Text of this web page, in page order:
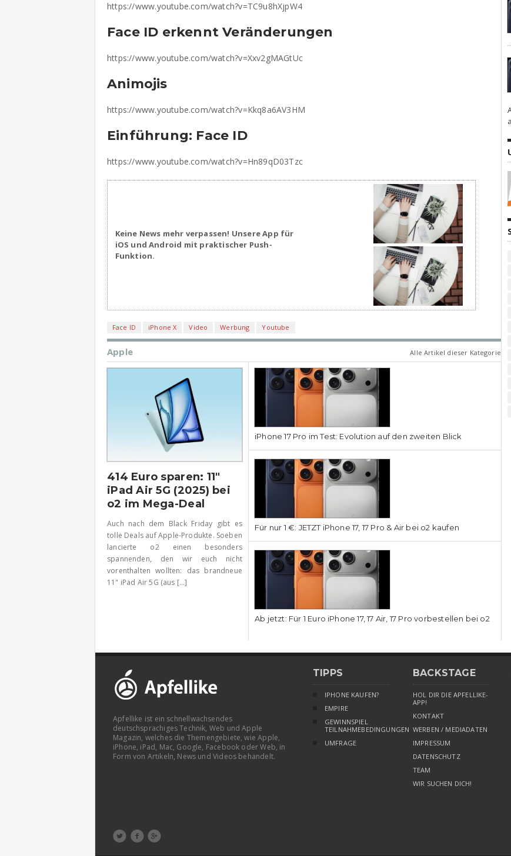
https://www.youtube.com/watch?v=TC9u8hXjpW4
Face ID erkennt Veränderungen
https://www.youtube.com/watch?v=Xxv2gMAGtUc
Animojis
https://www.youtube.com/watch?v=Kkq8a6AV3HM
Einführung: Face ID
https://www.youtube.com/watch?v=Hn89qD03Tzc
Keine News mehr verpassen! Unsere App für
iOS und Android mit praktischer Push-
Funktion.
Face ID iPhone X Video Werbung Youtube
Apple Alle Artikel dieser Kategorie
414 Euro sparen: 11″
iPad Air 5G (2025) bei
o2 im Mega-Deal
Auch nach dem Black Friday gibt es
tolle Deals auf Apple-Produkte. Soeben
lancierte o2 einen besonders
spannenden, den wir euch nicht
vorenthalten wollten: das brandneue
11" iPad Air 5G (aus [...]
iPhone 17 Pro im Test: Evolution auf den zweiten Blick
Für nur 1 €: JETZT iPhone 17, 17 Pro & Air bei o2 kaufen
Ab jetzt: Für 1 Euro iPhone 17, 17 Air, 17 Pro vorbestellen bei o2
Apfellike ist ein schnellwachsendes
deutschsprachiges Technik, Web und Apple
Magazin, welches die Themengebiete, wie Apple,
iPhone, iPad, Mac, Google, Facebook oder Web, in
Form von Artikeln, News und Videos behandelt.
  
TIPPS
IPHONE KAUFEN?
EMPIRE
GEWINNSPIEL
TEILNAHMEBEDINGUNGEN
UMFRAGE
BACKSTAGE
HOL DIR DIE APFELLIKE-
APP!
KONTAKT
WERBEN / MEDIADATEN
IMPRESSUM
DATENSCHUTZ
TEAM
WIR SUCHEN DICH!